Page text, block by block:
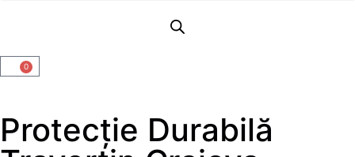
0
Protecție Durabilă